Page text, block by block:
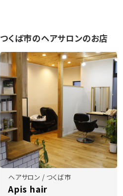
つくば市のヘアサロンのお店
ヘアサロン / つくば市
Apis hair